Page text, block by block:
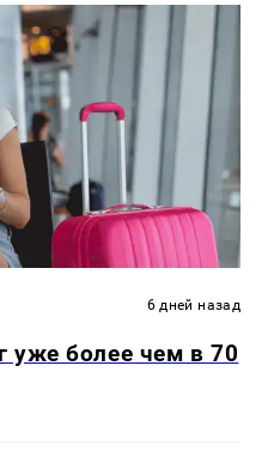
6 дней назад
уже более чем в 70